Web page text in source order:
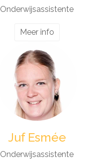
Onderwijsassistente
Meer info
Juf Esmée
Onderwijsassistente